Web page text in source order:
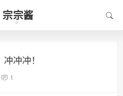
宗宗酱
冲冲！
1